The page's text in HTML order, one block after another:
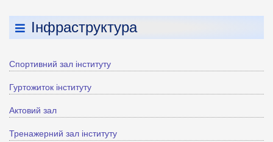
Інфраструктура
Спортивний зал інституту
Гуртожиток інституту
Актовий зал
Тренажерний зал інституту